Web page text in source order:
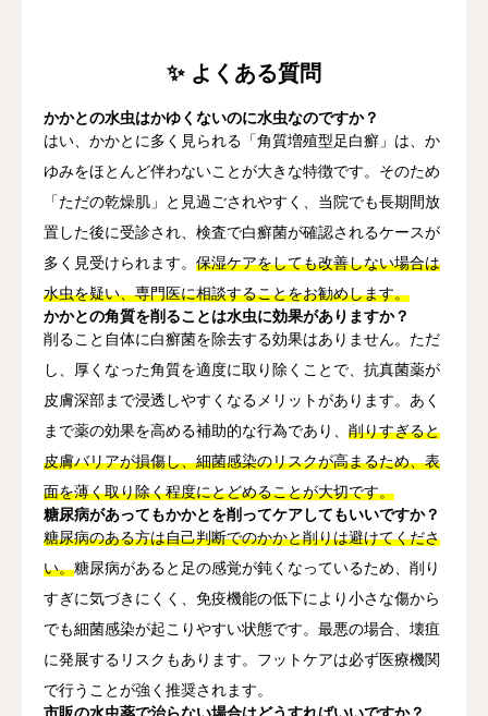
✨ よくある質問
かかとの水虫はかゆくないのに水虫なのですか？
はい、かかとに多く見られる「角質増殖型足白癬」は、か
ゆみをほとんど伴わないことが大きな特徴です。そのため
「ただの乾燥肌」と見過ごされやすく、当院でも長期間放
置した後に受診され、検査で白癬菌が確認されるケースが
多く見受けられます。 保湿ケアをしても改善しない場合は
水虫を疑い、専門医に相談することをお勧めします。
かかとの角質を削ることは水虫に効果がありますか？
削ること自体に白癬菌を除去する効果はありません。ただ
し、厚くなった角質を適度に取り除くことで、抗真菌薬が
皮膚深部まで浸透しやすくなるメリットがあります。あく
まで薬の効果を高める補助的な行為であり、 削りすぎると
皮膚バリアが損傷し、細菌感染のリスクが高まるため、表
面を薄く取り除く程度にとどめることが大切です。
糖尿病があってもかかとを削ってケアしてもいいですか？
糖尿病のある方は自己判断でのかかと削りは避けてくださ
い。糖尿病があると足の感覚が鈍くなっているため、削り
すぎに気づきにくく、免疫機能の低下により小さな傷から
でも細菌感染が起こりやすい状態です。最悪の場合、壊疽
に発展するリスクもあります。フットケアは必ず医療機関
で行うことが強く推奨されます。
市販の水虫薬で治らない場合はどうすればいいですか？